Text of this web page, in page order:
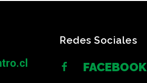
Redes Sociales
FACEBOOK